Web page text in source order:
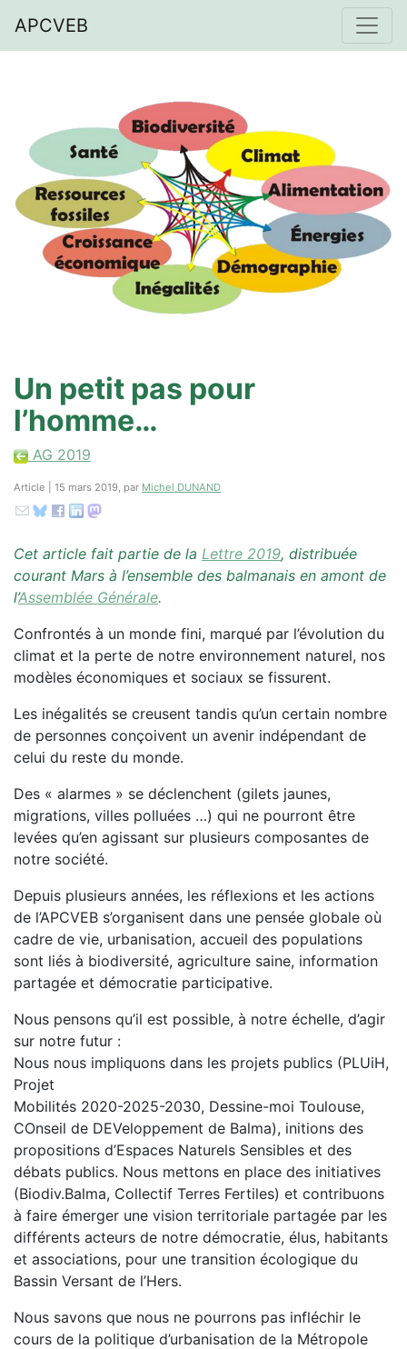
APCVEB
Un petit pas pour
l’homme…
AG 2019
Article | 15 mars 2019, par Michel DUNAND
Cet article fait partie de la Lettre 2019, distribuée
courant Mars à l’ensemble des balmanais en amont de
l’Assemblée Générale.
Confrontés à un monde fini, marqué par l’évolution du
climat et la perte de notre environnement naturel, nos
modèles économiques et sociaux se fissurent.
Les inégalités se creusent tandis qu’un certain nombre
de personnes conçoivent un avenir indépendant de
celui du reste du monde.
Des « alarmes » se déclenchent (gilets jaunes,
migrations, villes polluées …) qui ne pourront être
levées qu’en agissant sur plusieurs composantes de
notre société.
Depuis plusieurs années, les réflexions et les actions
de l’APCVEB s’organisent dans une pensée globale où
cadre de vie, urbanisation, accueil des populations
sont liés à biodiversité, agriculture saine, information
partagée et démocratie participative.
Nous pensons qu’il est possible, à notre échelle, d’agir
sur notre futur :
Nous nous impliquons dans les projets publics (PLUiH,
Projet
Mobilités 2020-2025-2030, Dessine-moi Toulouse,
COnseil de DEVeloppement de Balma), initions des
propositions d’Espaces Naturels Sensibles et des
débats publics. Nous mettons en place des initiatives
(Biodiv.Balma, Collectif Terres Fertiles) et contribuons
à faire émerger une vision territoriale partagée par les
différents acteurs de notre démocratie, élus, habitants
et associations, pour une transition écologique du
Bassin Versant de l’Hers.
Nous savons que nous ne pourrons pas infléchir le
cours de la politique d’urbanisation de la Métropole